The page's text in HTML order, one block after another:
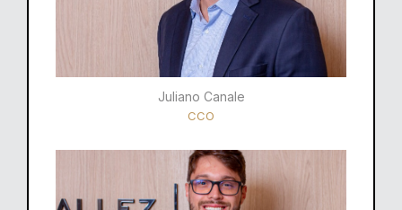
Juliano Canale
CCO